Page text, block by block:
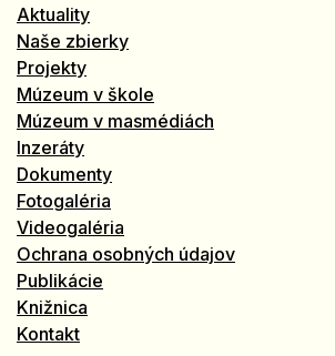
Aktuality
Naše zbierky
Projekty
Múzeum v škole
Múzeum v masmédiách
Inzeráty
Dokumenty
Fotogaléria
Videogaléria
Ochrana osobných údajov
Publikácie
Knižnica
Kontakt